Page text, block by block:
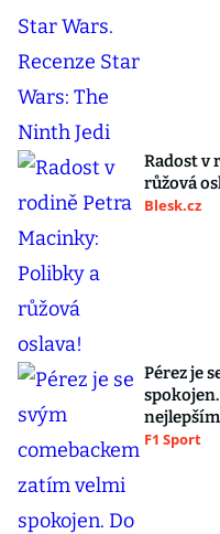
Radost v
růžová
Blesk.cz
Pérez je
F1 Sport